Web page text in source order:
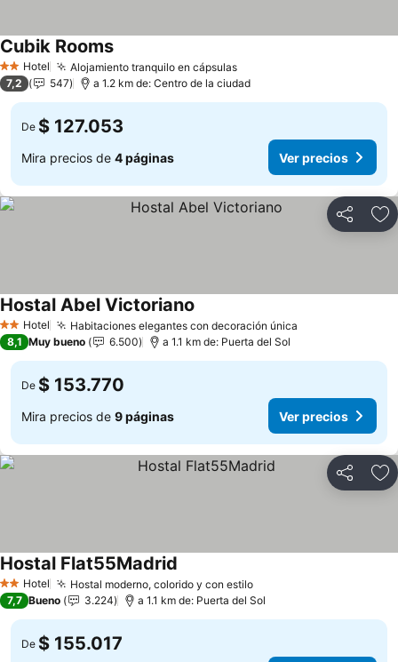
2 Estrellas
Hotel Alojamiento tranquilo en cápsulasVer precios
Cubik RoomsVer precios
7,2 547 a 1.2 km de: Centro de la ciudad
De $ 127.053
Mira precios de 4 páginas Ver precios
Compartir
2 Estrellas
Hotel Habitaciones elegantes con decoración única
Hostal Abel Victoriano
8,1 Muy bueno 6.500 a 1.1 km de: Puerta del Sol
De $ 153.770
Mira precios de 9 páginas Ver precios
Compartir
2 Estrellas
Hotel Hostal moderno, colorido y con estiloVer precios
Hostal Flat55Madrid
7,7 Bueno 3.224 a 1.1 km de: Puerta del Sol
De $ 155.017